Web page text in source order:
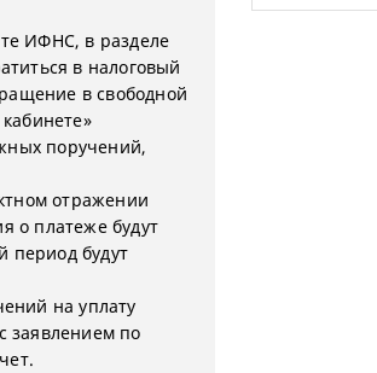
ИФНС, в разделе
в налоговый
в свободной
поручений,
отражении
о платеже будут
период будут
на уплату
заявлением по